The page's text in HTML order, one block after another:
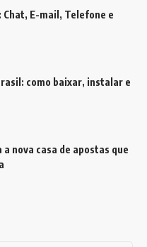
E-mail, Telefone e
como baixar, instalar e
a nova casa de apostas que